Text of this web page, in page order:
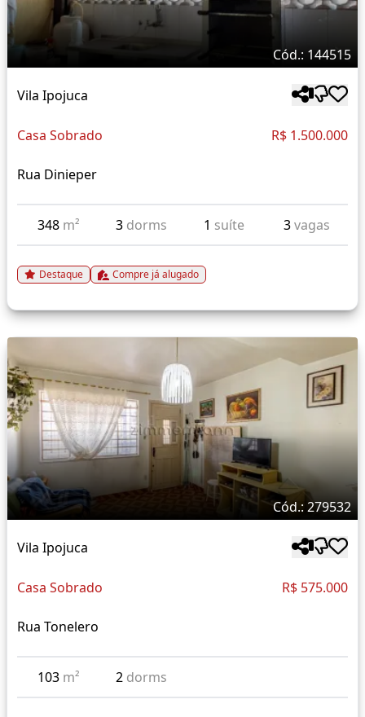
Cód.: 144515
Vila Ipojuca
Casa Sobrado R$ 1.500.000
Rua Dinieper
348 m² 3 dorms 1 suíte 3vagas
Destaque Compre já alugado
Cód.: 279532
Vila Ipojuca
Casa Sobrado R$ 575.000
Rua Tonelero
103 m² 2 dorms